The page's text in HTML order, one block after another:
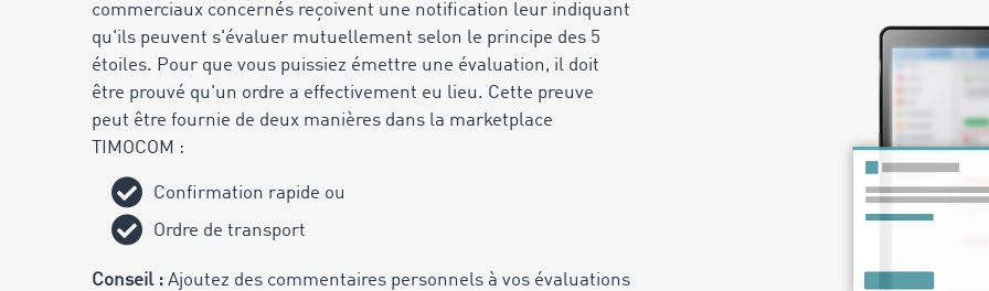
commerciaux concernés reçoivent une notification leur indiquant
qu'ils peuvent s'évaluer mutuellement selon le principe des 5
étoiles. Pour que vous puissiez émettre une évaluation, il doit
être prouvé qu'un ordre a effectivement eu lieu. Cette preuve
peut être fournie de deux manières dans la marketplace
TIMOCOM :
Confirmation rapide ou
Ordre de transport
Conseil :Ajoutez des commentaires personnels à vos évaluations